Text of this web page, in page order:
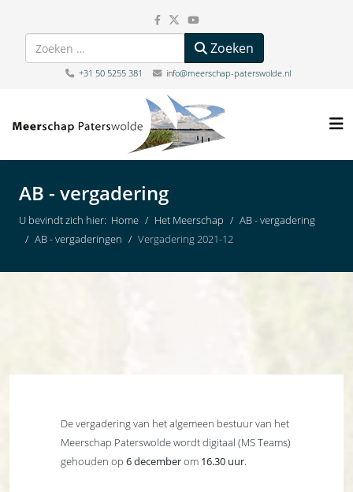
Zoeken Zoeken
+31 50 5255 381 info@meerschap-paterswolde.nl
AB - vergadering
U bevindt zich hier: Home Het Meerschap
AB - vergadering
AB - vergaderingen
Vergadering 2021-12
De vergadering van het algemeen bestuur van het
Meerschap Paterswolde wordt digitaal (MS Teams)
gehouden op 6 decemberom 16.30 uur.